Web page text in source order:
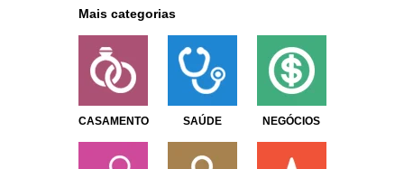
Mais categorias
CASAMENTO SAÚDE NEGÓCIOS